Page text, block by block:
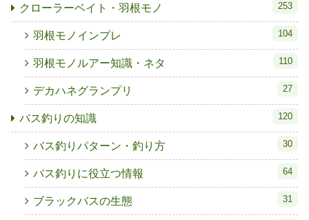
クローラーベイト・羽根モノ 253
羽根モノインプレ 104
羽根モノルアー知識・ネタ 110
デカハネグランプリ 27
バス釣りの知識 120
バス釣りパターン・釣り方 30
バス釣りに役立つ情報 64
ブラックバスの生態 31